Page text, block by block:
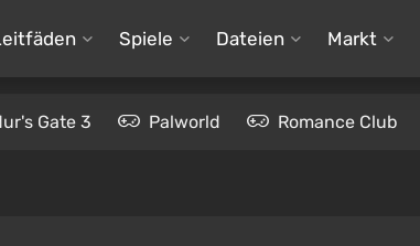
Spiele Dateien Markt
Gate 3 Palworld Romance Club